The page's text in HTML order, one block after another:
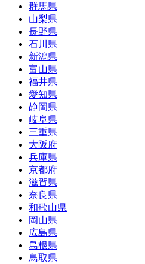
群馬県
山梨県
長野県
石川県
新潟県
富山県
福井県
愛知県
静岡県
岐阜県
三重県
大阪府
兵庫県
京都府
滋賀県
奈良県
和歌山県
岡山県
広島県
島根県
鳥取県